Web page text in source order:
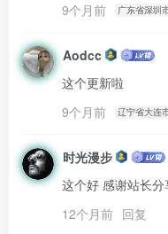
9个月前
广东省深圳
Aodcc
这个更新啦
9个月前
辽宁省大连
时光漫步
这个好 感谢站长分
12个月前 回复